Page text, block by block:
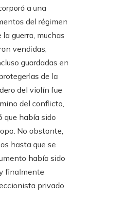
a una
del régimen
guerra, muchas
vendidas,
guardadas en
de la
del violín fue
del conflicto,
que había sido
No obstante,
hasta que se
había sido
finalmente
privado.